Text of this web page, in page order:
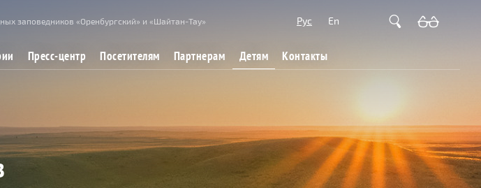
заповедников «Оренбургский» и «Шайтан-Тау» Рус En
Пресс-центр Посетителям Партнерам Детям Контакты